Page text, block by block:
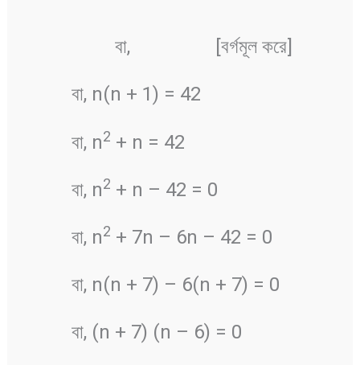
বা, [বর্গমূল করে]
বা, n(n + 1) = 42
বা, n2 + n = 42
বা, n2 + n – 42 = 0
বা, n2 + 7n – 6n – 42 = 0
বা, n(n + 7) – 6(n + 7) = 0
বা, (n + 7) (n – 6) = 0